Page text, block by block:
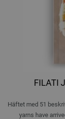
FILATI
Häftet med 51
yarns have